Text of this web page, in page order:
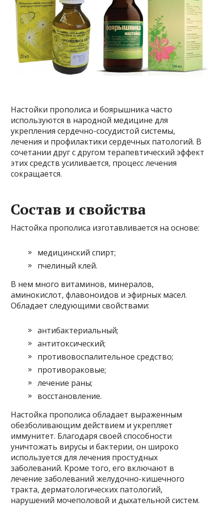
Настойки прополиса и боярышника часто
используются в народной медицине для
укрепления сердечно-сосудистой системы,
лечения и профилактики сердечных патологий. В
сочетании друг с другом терапевтический эффект
этих средств усиливается, процесс лечения
сокращается.
Состав и свойства
Настойка прополиса изготавливается на основе:
медицинский спирт;
пчелиный клей.
В нем много витаминов, минералов,
аминокислот, флавоноидов и эфирных масел.
Обладает следующими свойствами:
антибактериальный;
антитоксический;
противовоспалительное средство;
противораковые;
лечение раны;
восстановление.
Настойка прополиса обладает выраженным
обезболивающим действием и укрепляет
иммунитет. Благодаря своей способности
уничтожать вирусы и бактерии, он широко
используется для лечения простудных
заболеваний. Кроме того, его включают в
лечение заболеваний желудочно-кишечного
тракта, дерматологических патологий,
нарушений мочеполовой и дыхательной систем.